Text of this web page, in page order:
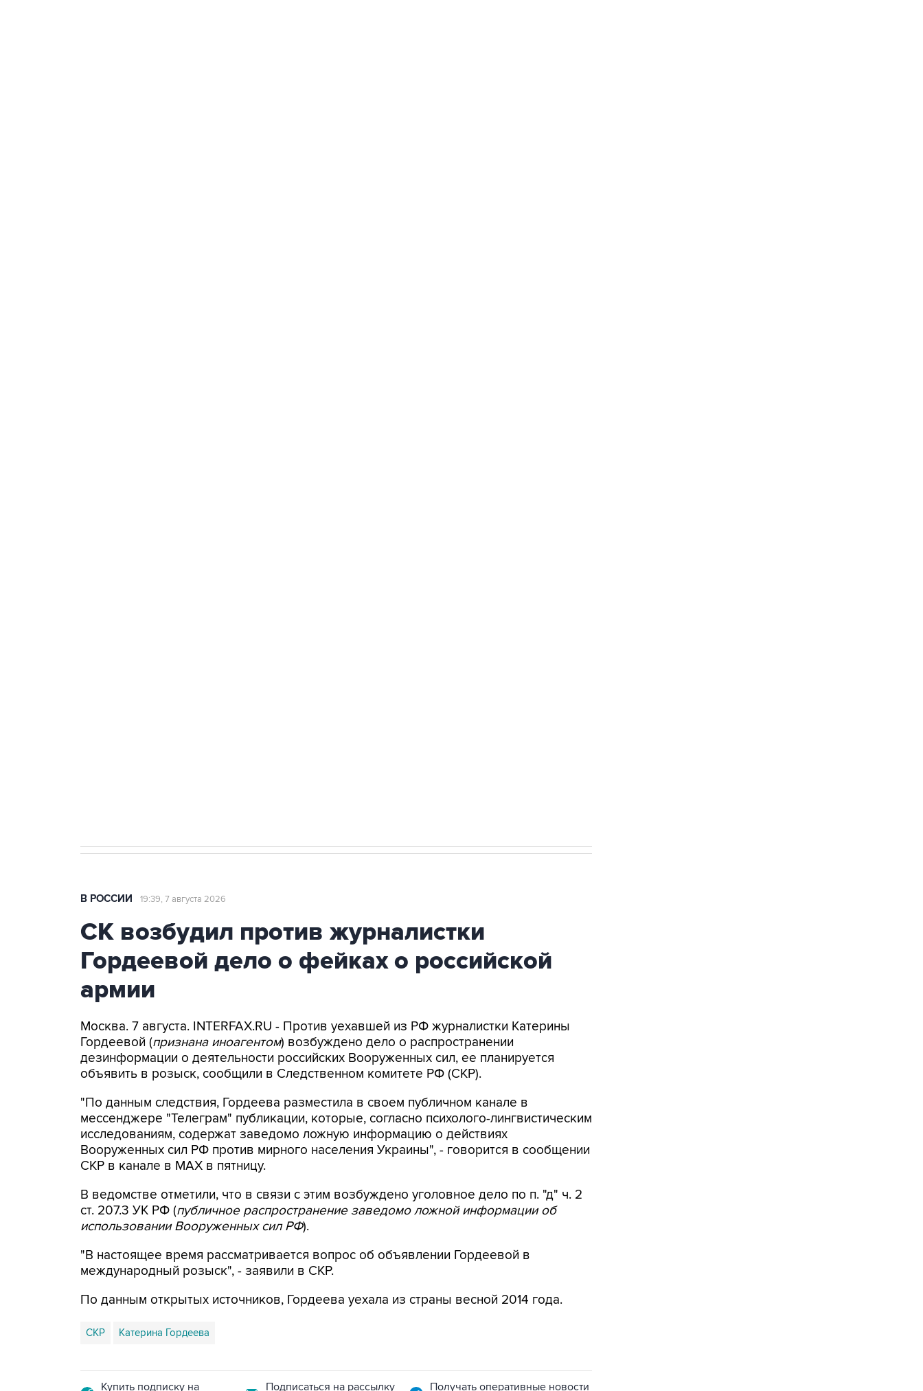
В РОССИИ 19:39, 7 августа 2026
СК возбудил против журналистки
Гордеевой дело о фейках о российской
армии
Москва. 7 августа. INTERFAX.RU - Против уехавшей из РФ журналистки Катерины
Гордеевой (признана иноагентом) возбуждено дело о распространении
дезинформации о деятельности российских Вооруженных сил, ее планируется
объявить в розыск, сообщили в Следственном комитете РФ (СКР).
"По данным следствия, Гордеева разместила в своем публичном канале в
мессенджере "Телеграм" публикации, которые, согласно психолого-лингвистическим
исследованиям, содержат заведомо ложную информацию о действиях
Вооруженных сил РФ против мирного населения Украины", - говорится в сообщении
СКР в канале в MAX в пятницу.
В ведомстве отметили, что в связи с этим возбуждено уголовное дело по п. "д" ч. 2
ст. 207.3 УК РФ (публичное распространение заведомо ложной информации об
использовании Вооруженных сил РФ).
"В настоящее время рассматривается вопрос об объявлении Гордеевой в
международный розыск", - заявили в СКР.
По данным открытых источников, Гордеева уехала из страны весной 2014 года.
СКР Катерина Гордеева
Купить подписку на Подписаться на рассылку Получать оперативные новости